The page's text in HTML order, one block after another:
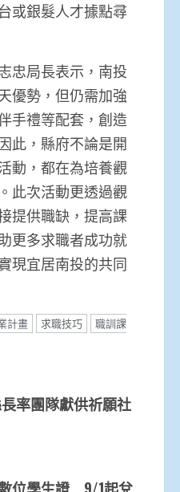
或銀髮人才據點尋
忠局長表示，南投
優勢，但仍需加強
手禮等配套，創造
此，縣府不論是開
動，都在為培養觀
此次活動更透過觀
提供職缺，提高課
更多求職者成功就
現宜居南投的共同
計畫 求職技巧
職訓課
率團隊獻供祈願社
位學生證 9/1起兌